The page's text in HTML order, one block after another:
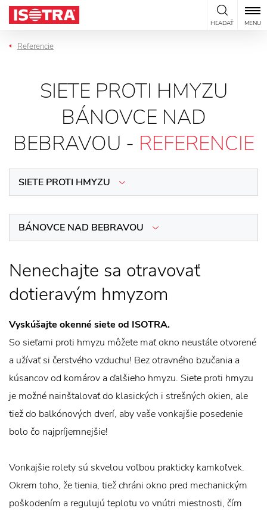
Preskočiť na obsah
HĽADAŤ MENU
Referencie
SIETE PROTI HMYZU
BÁNOVCE NAD
BEBRAVOU - REFERENCIE
SIETE PROTI HMYZU
BÁNOVCE NAD BEBRAVOU
Nenechajte sa otravovať
dotieravým hmyzom
Vyskúšajte okenné siete od ISOTRA.
So sieťami proti hmyzu môžete mať okno neustále otvorené
a užívať si čerstvého vzduchu! Bez otravného bzučania a
kúsancov od komárov a ďalšieho hmyzu. Siete proti hmyzu
je možné nainštalovať do klasických i strešných okien, ale
tiež do balkónových dverí, aby vaše vonkajšie posedenie
bolo čo najpríjemnejšie!
Vonkajšie rolety sú skvelou voľbou prakticky kamkoľvek.
Okrem toho, že tienia, tiež chráni okno pred mechanickým
poškodením a regulujú teplotu vo vnútri miestnosti, čím